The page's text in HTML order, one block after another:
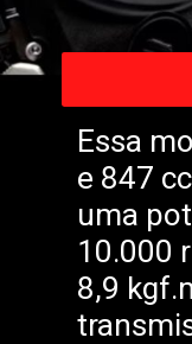
Essa
e 847
uma
10.000
8,9